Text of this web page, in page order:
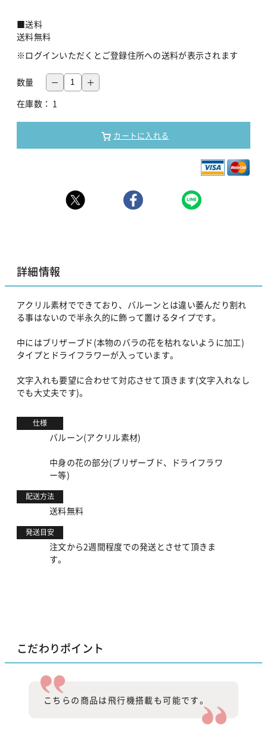
■送料
送料無料
※ログインいただくとご登録住所への送料が表示されます
数量
在庫数： 1
カートに入れる
詳細情報
アクリル素材でできており、バルーンとは違い萎んだり割れ
る事はないので半永久的に飾って置けるタイプです。
中にはブリザーブド(本物のバラの花を枯れないように加工)
タイプとドライフラワーが入っています。
文字入れも要望に合わせて対応させて頂きます(文字入れなし
でも大丈夫です)。
仕様
バルーン(アクリル素材)
中身の花の部分(ブリザーブド、ドライフラワ
ー等)
配送方法
送料無料
発送目安
注文から2週間程度での発送とさせて頂きま
す。
こだわりポイント
こちらの商品は飛行機搭載も可能です。